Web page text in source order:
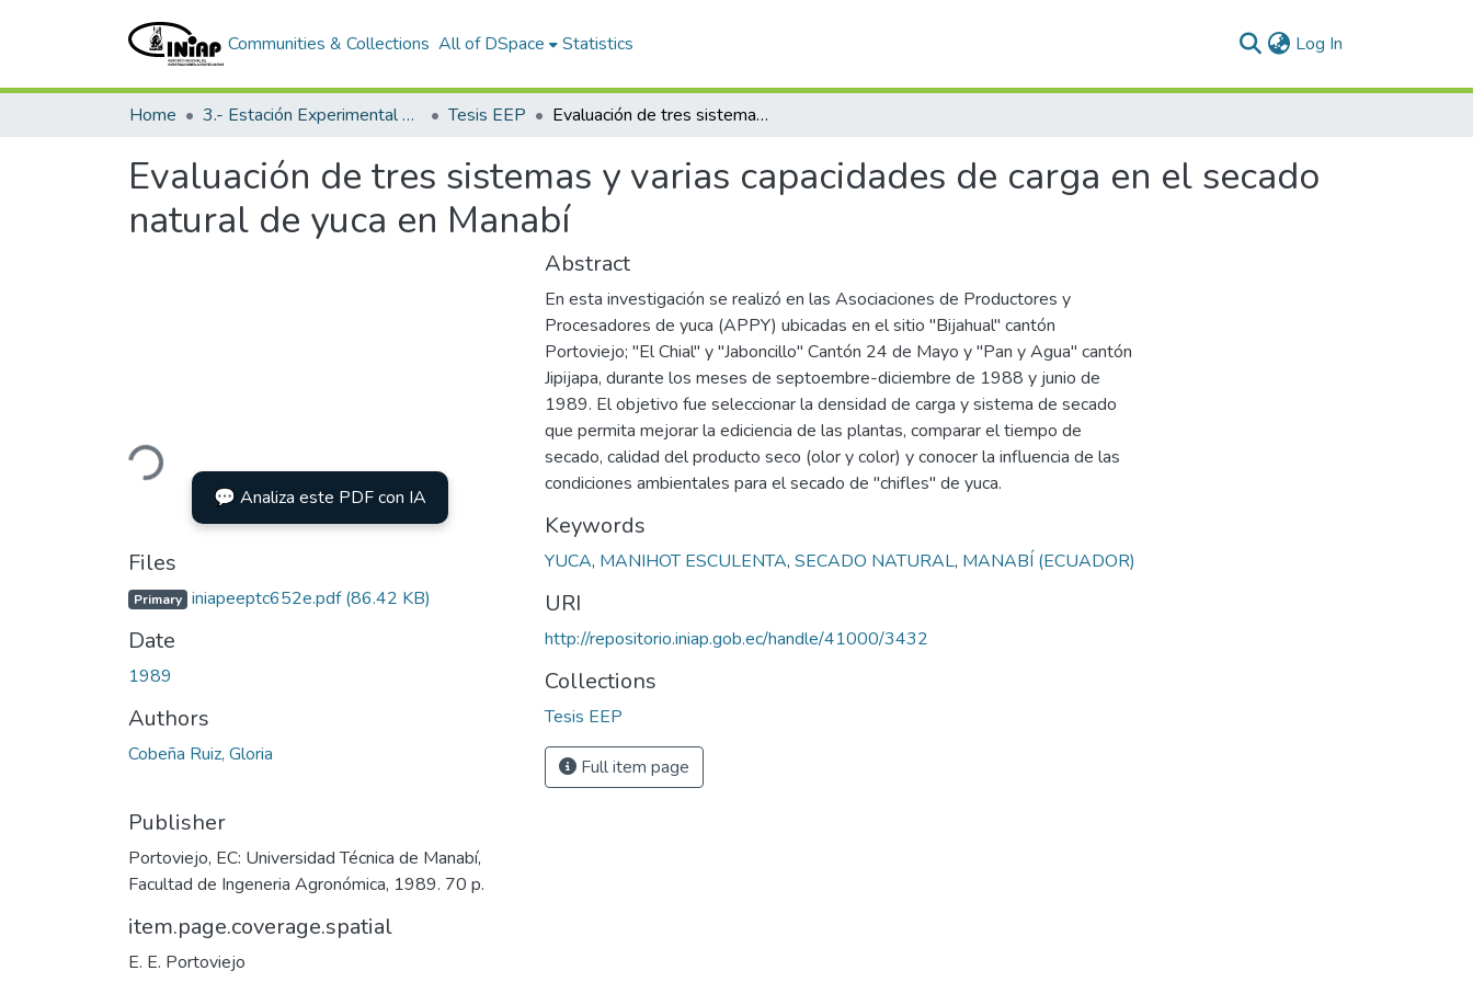
Communities & Collections All of DSpace Statistics Log In
Home 3.- Estación Experimental Portoviejo Tesis EEP Evaluación de tres sistemas y varias capacidades de carga en el secado natural de yuca en Manabí
Evaluación de tres sistemas y varias capacidades de carga en el secado
natural de yuca en Manabí
Loading...
💬 Analiza este PDF con IA
Files
Primary iniapeeptc652e.pdf(86.42 KB)
Date
1989
Authors
Cobeña Ruiz, Gloria
Publisher
Portoviejo, EC: Universidad Técnica de Manabí,
Facultad de Ingeneria Agronómica, 1989. 70 p.
item.page.coverage.spatial
E. E. Portoviejo
Abstract
En esta investigación se realizó en las Asociaciones de Productores y
Procesadores de yuca (APPY) ubicadas en el sitio "Bijahual" cantón
Portoviejo; "El Chial" y "Jaboncillo" Cantón 24 de Mayo y "Pan y Agua" cantón
Jipijapa, durante los meses de septoembre-diciembre de 1988 y junio de
1989. El objetivo fue seleccionar la densidad de carga y sistema de secado
que permita mejorar la ediciencia de las plantas, comparar el tiempo de
secado, calidad del producto seco (olor y color) y conocer la influencia de las
condiciones ambientales para el secado de "chifles" de yuca.
Keywords
YUCA, MANIHOT ESCULENTA, SECADO NATURAL, MANABÍ (ECUADOR)
URI
http://repositorio.iniap.gob.ec/handle/41000/3432
Collections
Tesis EEP
Full item page